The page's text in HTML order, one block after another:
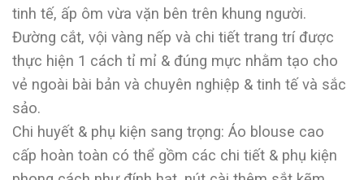
tinh tế, ấp ôm vừa vặn bên trên khung người.
Đường cắt, vội vàng nếp và chi tiết trang trí được
thực hiện 1 cách tỉ mỉ & đúng mực nhằm tạo cho
vẻ ngoài bài bản và chuyên nghiệp & tinh tế và sắc
sảo.
Chi huyết & phụ kiện sang trọng: Áo blouse cao
cấp hoàn toàn có thể gồm các chi tiết & phụ kiện